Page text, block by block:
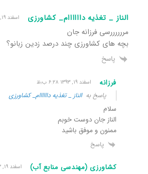
الناز _ تغذیه داااااام_ کشاورزی اسفند ۱۹, ۱۳۹۳ ۱:۳۸ ق٫ظ
مررررررسی فرزانه جان
بچه های کشاورزی چند درصد زدین زبانو؟
پاسخ
فرزانه اسفند ۱۹, ۱۳۹۳ ۶:۲۸ ب٫ظ
پاسخ بهالناز _ تغذیه داااااام_ کشاورزی
سلام
الناز جان دوست خوبم
ممنون و موفق باشید
پاسخ
کشاورزی (مهندسی منابع آب) اسفند ۱۹, ۱۳۹۳ ۹:۱۷ ب٫ظ